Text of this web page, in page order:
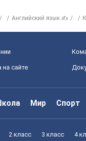
Английский язык ✍
на сайте
Мир Спорт
2 класс 3 класс 4